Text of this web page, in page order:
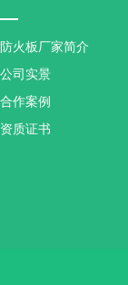
防火板厂家简介
公司实景
合作案例
资质证书